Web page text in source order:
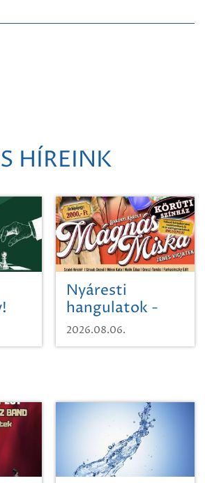
HÍREINK
Nyáresti
hangulatok -
Mágnás Miska
2026.08.06.